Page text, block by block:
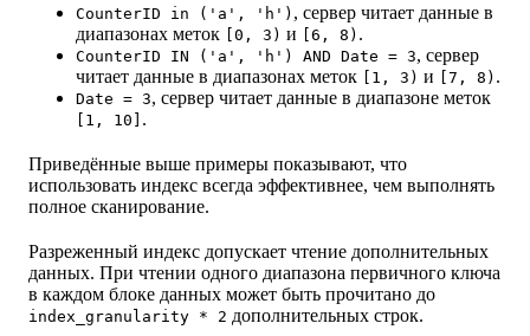
CounterID in ('a', 'h') , сервер читает данные в
диапазонах меток
[0, 3) и [6, 8) .
CounterID IN ('a', 'h') AND Date = 3, сервер
читает данные в диапазонах меток
[1, 3) и [7, 8) .
Date = 3, сервер читает данные в диапазоне меток
[1, 10] .
Приведённые выше примеры показывают, что
использовать индекс всегда эффективнее, чем выполнять
полное сканирование.
Разреженный индекс допускает чтение дополнительных
данных. При чтении одного диапазона первичного ключа
в каждом блоке данных может быть прочитано до
index_granularity * 2 дополнительных строк.